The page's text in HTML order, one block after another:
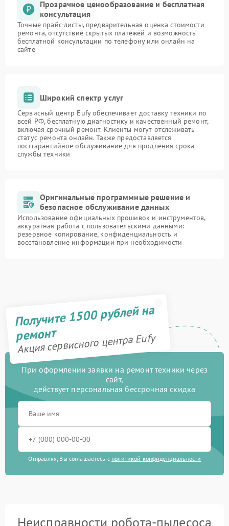
Прозрачное ценообразование и бесплатная
консультация
Точные прайс-листы, предварительная оценка стоимости
ремонта, отсутствие скрытых платежей и возможность
бесплатной консультации по телефону или онлайн на
сайте
Широкий спектр услуг
Сервисный центр Eufy обеспечивает доставку техники по
всей РФ, бесплатную диагностику и качественный ремонт,
включая срочный ремонт. Клиенты могут отслеживать
статус ремонта онлайн. Также предоставляется
постгарантийное обслуживание для продления срока
службы техники
Оригинальные программные решение и
безопасное обслуживание данных
Использование официальных прошивок и инструментов,
аккуратная работа с пользовательскими данными:
резервное копирование, конфиденциальность и
восстановление информации при необходимости
Получите 1500 рублей на
ремонт
Акция сервисного центра Eufy
При оформлении заявки на ремонт техники через
сайт,
действует персональная бессрочная скидка
Отправляя, Вы соглашаетесь с политикой конфиденциальности
Неисправности робота-пылесоса